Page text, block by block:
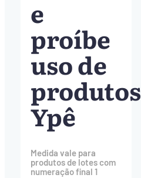
e
proíbe
uso de
produtos
Ypê
Medida vale para
produtos de lotes com
numeração final 1